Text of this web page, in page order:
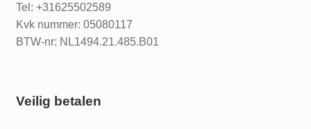
Tel: +31625502589
Kvk nummer: 05080117
BTW-nr: NL1494.21.485.B01
Veilig betalen